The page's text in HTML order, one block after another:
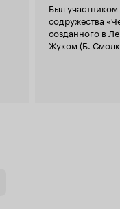
Был участником
содружества
созданного в
Жуком (Б.